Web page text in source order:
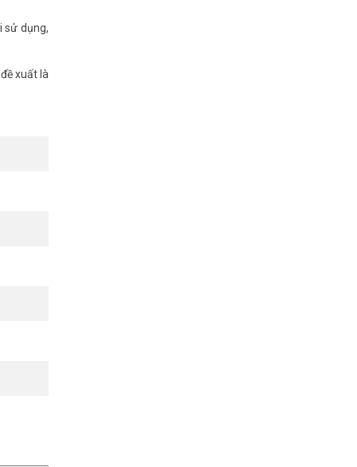
sử dụng,
xuất là